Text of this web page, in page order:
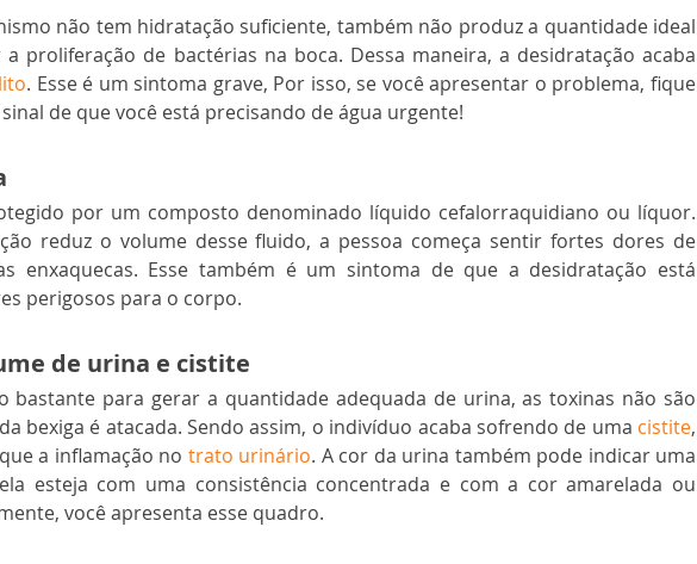
não tem hidratação suficiente, também não produz a quantidade ideal
proliferação de bactérias na boca. Dessa maneira, a desidratação acaba
. Esse é um sintoma grave, Por isso, se você apresentar o problema, fique
de que você está precisando de água urgente!
por um composto denominado líquido cefalorraquidiano ou líquor.
reduz o volume desse fluido, a pessoa começa sentir fortes dores de
enxaquecas. Esse também é um sintoma de que a desidratação está
perigosos para o corpo.
de urina e cistite
bastante para gerar a quantidade adequada de urina, as toxinas não são
bexiga é atacada. Sendo assim, o indivíduo acaba sofrendo de uma cistite,
a inflamação no trato urinário. A cor da urina também pode indicar uma
esteja com uma consistência concentrada e com a cor amarelada ou
você apresenta esse quadro.